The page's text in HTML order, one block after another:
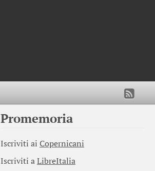
Promemoria
Iscriviti ai Copernicani
Iscriviti aLibreItalia